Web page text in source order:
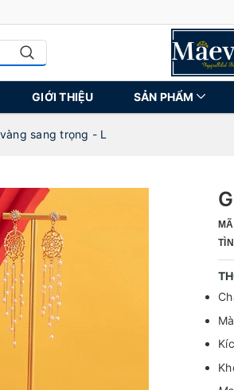
GIỚI THIỆU SẢN PHẨM
sang trọng - L